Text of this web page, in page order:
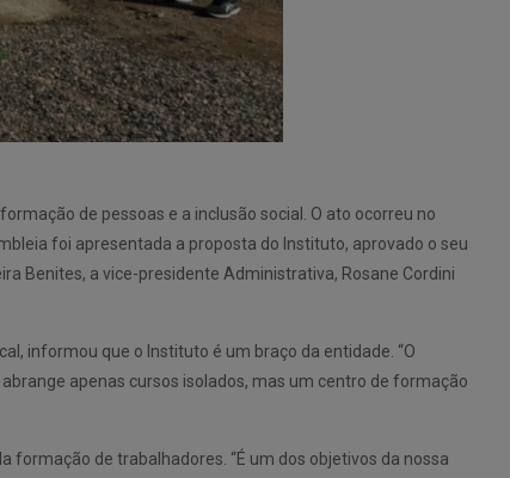
de pessoas e a inclusão social. O ato ocorreu no
foi apresentada a proposta do Instituto, aprovado o seu
Benites, a vice-presidente Administrativa, Rosane Cordini
informou que o Instituto é um braço da entidade. “O
apenas cursos isolados, mas um centro de formação
de trabalhadores. “É um dos objetivos da nossa